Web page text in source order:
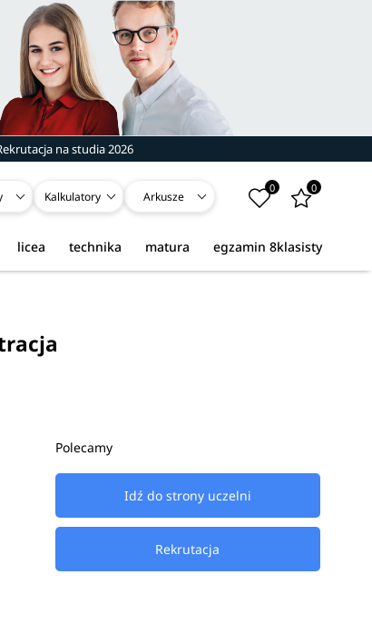
na studia 2026
Kalkulatory Arkusze
0 0
egzamin 8klasisty
matura
technika
licea
Polecamy
Idź do strony uczelni
Rekrutacja